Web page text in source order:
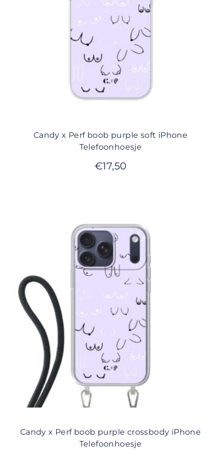
Candy x Perf boob purple soft iPhone
Telefoonhoesje
€17,50
Candy x Perf boob purple crossbody iPhone
Telefoonhoesje